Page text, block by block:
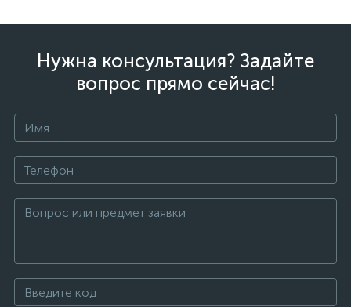
Нужна консультация? Задайте
вопрос прямо сейчас!